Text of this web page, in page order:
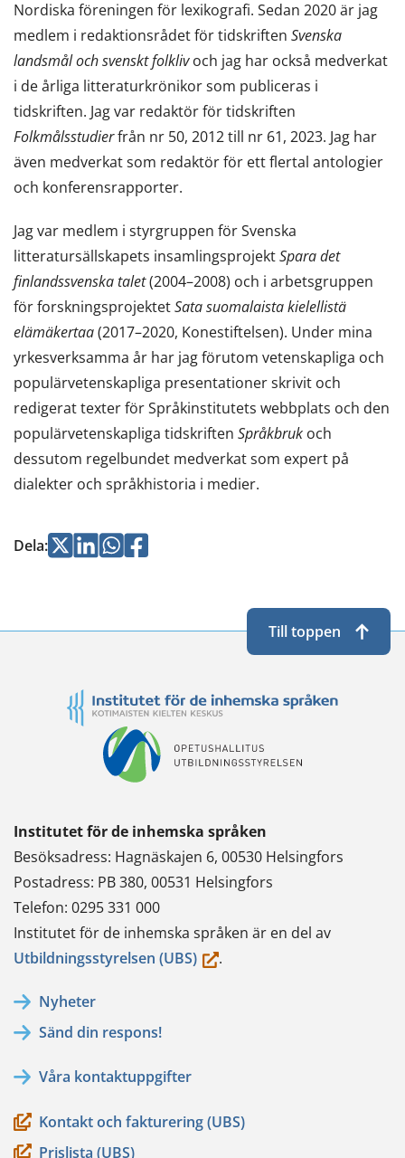
Nordiska föreningen för lexikografi. Sedan 2020 är jag
medlem i redaktionsrådet för tidskriften Svenska
landsmål och svenskt folklivoch jag har också medverkat
i de årliga litteraturkrönikor som publiceras i
tidskriften. Jag var redaktör för tidskriften
Folkmålsstudierfrån nr 50, 2012 till nr 61, 2023. Jag har
även medverkat som redaktör för ett flertal antologier
och konferensrapporter.
Jag var medlem i styrgruppen för Svenska
litteratursällskapets insamlingsprojektSpara det
finlandssvenska talet(2004–2008) och i arbetsgruppen
för forskningsprojektetSata suomalaista kielellistä
elämäkertaa(2017–2020, Konestiftelsen). Under mina
yrkesverksamma år har jag förutom vetenskapliga och
populärvetenskapliga presentationer skrivit och
redigerat texter för Språkinstitutets webbplats och den
populärvetenskapliga tidskriften Språkbruk och
dessutom regelbundet medverkat som expert på
dialekter och språkhistoria i medier.
Dela:Jaa Jaa Jaa
Jaa
Institutet för de inhemska språken
Besöksadress: Hagnäskajen 6, 00530 Helsingfors
Postadress: PB 380, 00531 Helsingfors
Telefon: 0295 331 000
Institutet för de inhemska språken är en del av
Utbildningsstyrelsen (UBS)(du.
Nyheter
Sänd din respons!
Våra kontaktuppgifter
Kontakt och fakturering (UBS)
Prislista (UBS)
Till toppen